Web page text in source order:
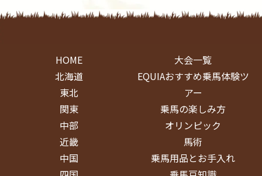
HOME
北海道
東北
関東
中部
近畿
中国
大会一覧
EQUIAおすすめ乗馬体験ツ
アー
乗馬の楽しみ方
オリンピック
馬術
乗馬用品とお手入れ